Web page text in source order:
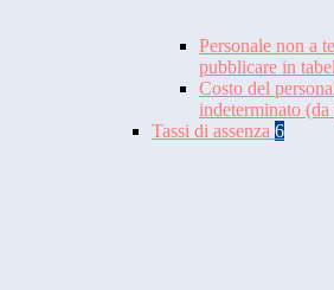
Personale non a
pubblicare in
Costo del
indeterminato
Tassi di assenza 6